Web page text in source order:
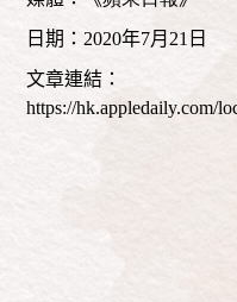
日期：2020年7月21 日
文章連結：
https://hk.appledaily.com/